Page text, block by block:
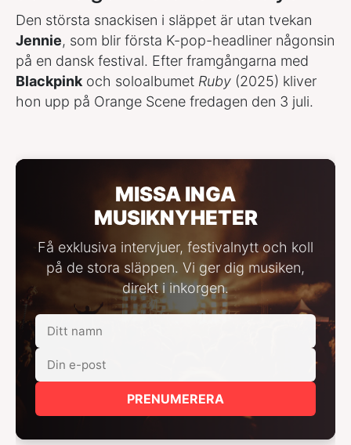
Den största snackisen i släppet är utan tvekan
Jennie, som blir första K-pop-headliner någonsin
på en dansk festival. Efter framgångarna med
Blackpinkoch soloalbumet Ruby (2025) kliver
hon upp på Orange Scene fredagen den 3 juli.
MISSA INGA
MUSIKNYHETER
Få exklusiva intervjuer, festivalnytt och koll
på de stora släppen. Vi ger dig musiken,
direkt i inkorgen.
PRENUMERERA